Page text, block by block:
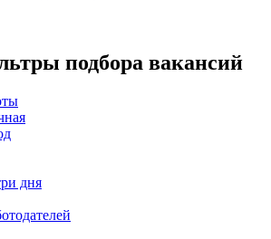
подбора вакансий
дня